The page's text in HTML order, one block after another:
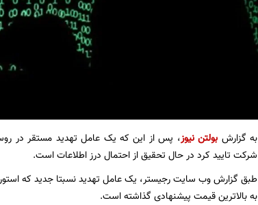
به گزارش بولتن نیوز، پس از این که یک عامل تهدید مستقر در
شرکت تایید کرد در حال تحقیق از احتمال درز اطلاعات است.
به بالاترین قیمت پیشنهادی گذاشته است.